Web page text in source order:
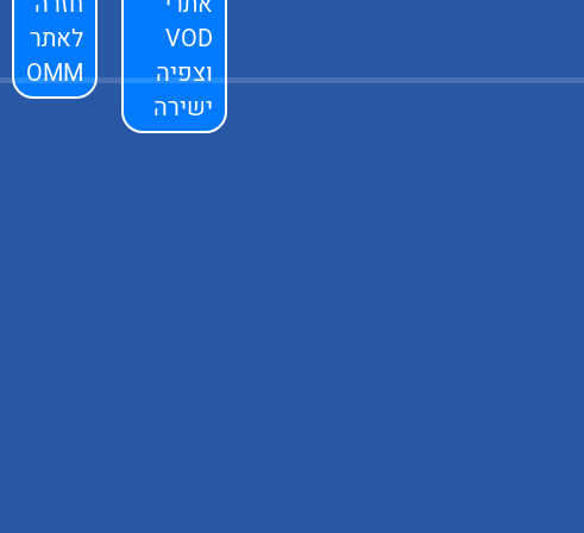
VOD
וצפיה
ישירה
לאתר
OMM